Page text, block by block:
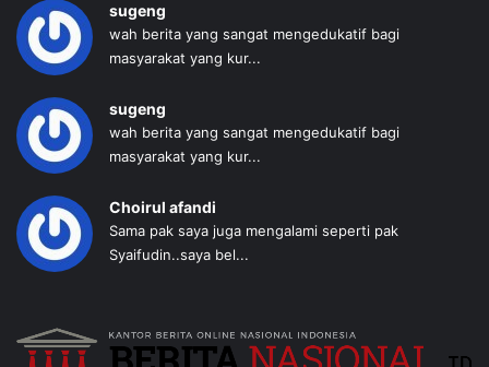
sugeng
wah berita yang sangat mengedukatif bagi
masyarakat yang kur...
sugeng
wah berita yang sangat mengedukatif bagi
masyarakat yang kur...
Choirul afandi
Sama pak saya juga mengalami seperti pak
Syaifudin..saya bel...